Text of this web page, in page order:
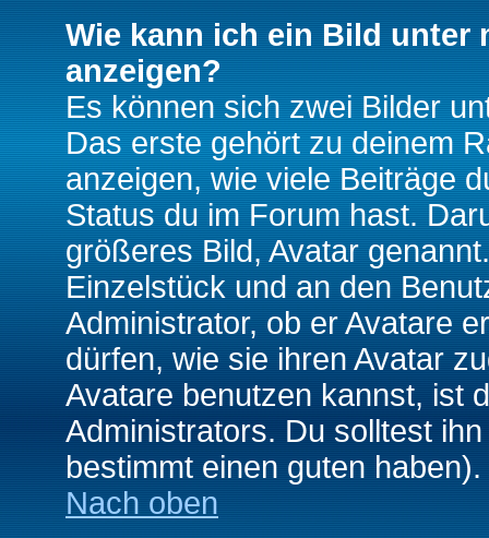
Wie kann ich ein Bild unter
anzeigen?
Es können sich zwei Bilder
Das erste gehört zu deinem
anzeigen, wie viele Beiträge
Status du im Forum hast.
größeres Bild, Avatar
Einzelstück und an den
Administrator, ob er Avatare
dürfen, wie sie ihren Avatar
Avatare benutzen kannst, ist
Administrators. Du solltest
bestimmt einen guten haben).
Nach oben